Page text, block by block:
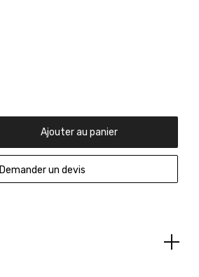
Ajouter au panier
Demander un devis